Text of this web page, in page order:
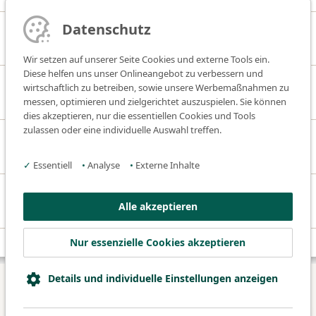
Ansprechpartner:innen
Patientensicherheit und Risikomanagement
Qualitätsnachweise und Zertifikate
© 2026 Klinikum Fürth
Datenschutz
Impressum
Datenschutz
Wir setzen auf unserer Seite Cookies und externe Tools ein.
Diese helfen uns unser Onlineangebot zu verbessern und
wirtschaftlich zu betreiben, sowie unsere Werbemaßnahmen zu
messen, optimieren und zielgerichtet auszuspielen. Sie können
dies akzeptieren, nur die essentiellen Cookies und Tools
zulassen oder eine individuelle Auswahl treffen.
✓ Essentiell • Analyse • Externe Inhalte
Alle akzeptieren
Nur essenzielle Cookies akzeptieren
Details und individuelle Einstellungen anzeigen